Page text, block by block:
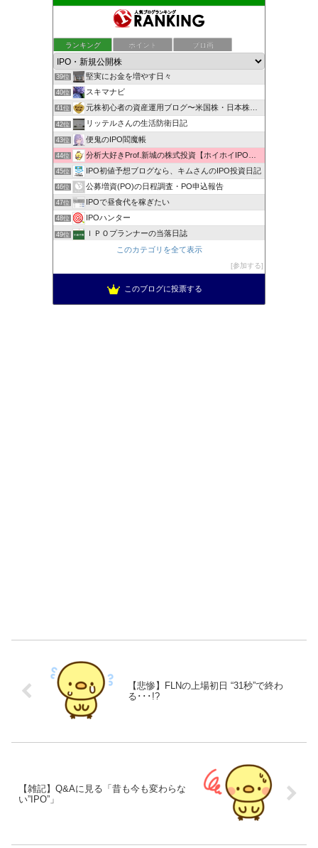
ランキング ポイント ブロ画
37位 もんきち雑貨店投資日記
38位 株マニュアル まったり資産運用
39位 堅実にお金を増やす日々
40位 スキマナビ
41位 元株初心者の資産運用ブログ〜米国株・日本株・IPO株投資
42位 リッテルさんの生活防衛日記
43位 便鬼のIPO閻魔帳
44位 分析大好きProf.新城の株式投資【ホイホイIPO投資術】
45位 IPO初値予想ブログなら、キムさんのIPO投資日記
46位 公募増資(PO)の日程調査・PO申込報告
47位 IPOで昼食代を稼ぎたい
48位 IPOハンター
49位 ＩＰＯプランナーの当落日誌
新規公開株で1000万への道！
このカテゴリを全て表示
参加する
このブログに投票する
【悲惨】FLNの上場初日 “31秒”で終わ
る･･･!?
【雑記】Q&Aに見る「昔も今も変わらな
い”IPO”」